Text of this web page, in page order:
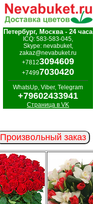
Петербург, Москва - 24 часа
ICQ: 583-583-045,
Skype: nevabuket,
zakaz@nevabuket.ru
+78123094609
+74997030420
WhatsUp, Viber, Telegram
+79602433941
Страница в VK
Произвольный заказ